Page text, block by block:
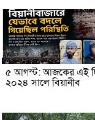
৫ আগস্ট: আজকের এই
২০২৪ সালে বিয়ানীব